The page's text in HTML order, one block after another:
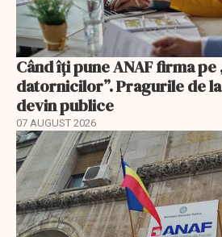
Când îți pune ANAF firma pe
datornicilor”. Pragurile de
devin publice
07 AUGUST 2026